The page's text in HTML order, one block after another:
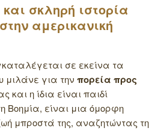
σκληρή ιστορία
αμερικανική
σε εκείνα τα
μιλάνε για την πορεία προς
και η ίδια είναι παιδί
Βοημία, είναι μια όμορφη
μπροστά της, αναζητώντας τη